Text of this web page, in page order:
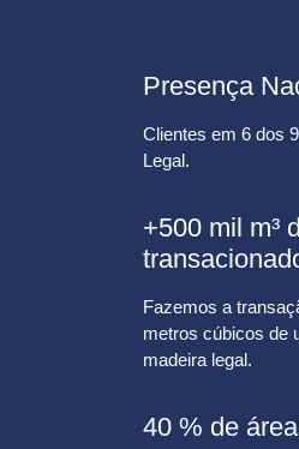
Presença
Clientes em 6 dos
Legal.
+500 mil m³
Fazemos a
metros cúbicos de
madeira legal.
40 % de